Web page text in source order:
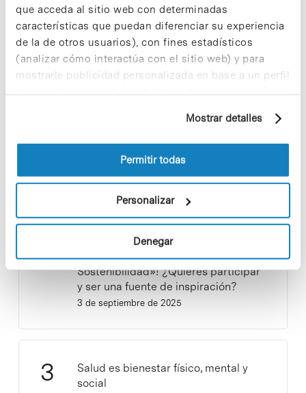
que acceda al sitio web con determinadas
características que puedan diferenciar su experiencia
de la de otros usuarios), con fines estadísticos
(analizar cómo interactúa con el sitio web) y para
mostrarle publicidad personalizada en base a un perfil
elaborado a partir de sus hábitos de navegación (por
información sobre las cookies puede consultar
la Política de cookies del sitio web.
Mostrar detalles
Permitir todas
Personalizar
Denegar
Noticias más vistas
Los proyectos colectivos son
enriquecedores. ¡Participa y haz
crecer la Sostenibilidad en el PCB!
¡Ayúdanos a hacer crecer «Notas de
Sostenibilidad»! ¿Quieres participar
y ser una fuente de inspiración?
3 de septiembre de 2025
Salud es bienestar físico, mental y
social